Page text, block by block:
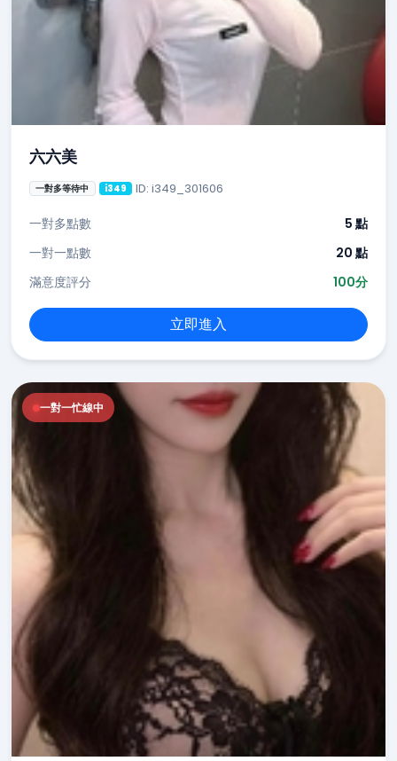
六六美
一對多等待中 i349 ID: i349_301606
一對多點數
5 點
一對一點數
20 點
滿意度評分
100分
立即進入
一對一忙線中